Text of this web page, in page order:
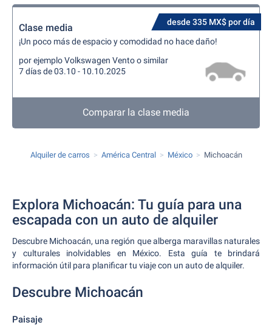
desde 335 MX$ por día
Clase media
¡Un poco más de espacio y comodidad no hace daño!
por ejemplo Volkswagen Vento o similar
7 días de 03.10 - 10.10.2025
Comparar la clase media
Alquiler de carros América Central México Michoacán
Explora Michoacán: Tu guía para una
escapada con un auto de alquiler
Descubre Michoacán, una región que alberga maravillas naturales
y culturales inolvidables en México. Esta guía te brindará
información útil para planificar tu viaje con un auto de alquiler.
Descubre Michoacán
Paisaje